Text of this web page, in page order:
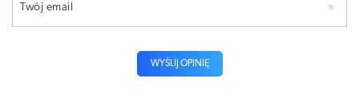
Twój email
WYŚLIJ OPINIĘ